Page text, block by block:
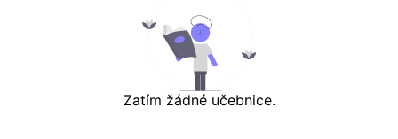
Zatím žádné učebnice.